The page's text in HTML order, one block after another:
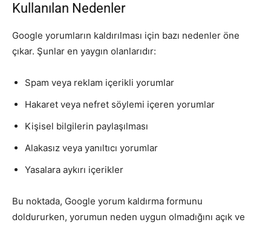
Kullanılan Nedenler
Google yorumların kaldırılması için bazı nedenler öne
çıkar. Şunlar en yaygın olanlarıdır:
Spam veya reklam içerikli yorumlar
Hakaret veya nefret söylemi içeren yorumlar
Kişisel bilgilerin paylaşılması
Alakasız veya yanıltıcı yorumlar
Yasalara aykırı içerikler
Bu noktada, Google yorum kaldırma formunu
doldururken, yorumun neden uygun olmadığını açık ve